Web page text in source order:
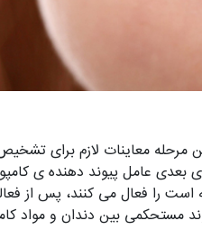
مرحله معاینات لازم برای
بعدی عامل پیوند دهنده ی
است را فعال می کنند، پس از
مستحکمی بین دندان و مواد